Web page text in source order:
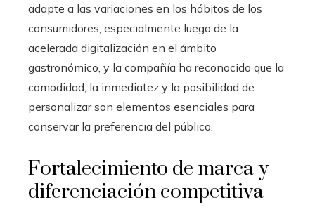
adapte a las variaciones en los hábitos de los
consumidores, especialmente luego de la
acelerada digitalización en el ámbito
gastronómico, y la compañía ha reconocido que la
comodidad, la inmediatez y la posibilidad de
personalizar son elementos esenciales para
conservar la preferencia del público.
Fortalecimiento de marca y
diferenciación competitiva